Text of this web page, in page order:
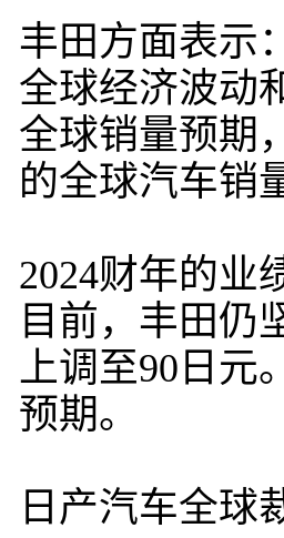
丰田方面表示
全球经济波动
全球销量预期
的全球汽车销
2024财年的业
目前，丰田仍
上调至90日元
预期。
日产汽车全球